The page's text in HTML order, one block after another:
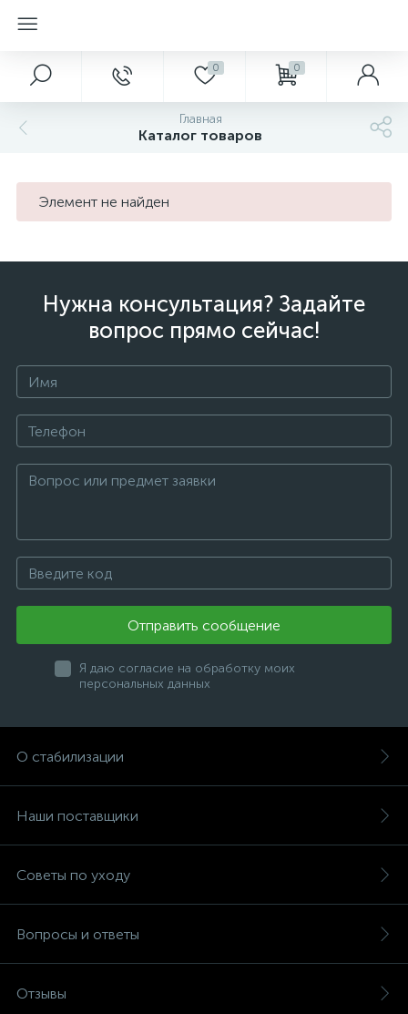
0 0
Главная
Каталог товаров
Элемент не найден
Нужна консультация? Задайте
вопрос прямо сейчас!
Отправить сообщение
Я даю согласие на обработку моих
персональных данных
О стабилизации
Наши поставщики
Советы по уходу
Вопросы и ответы
Отзывы